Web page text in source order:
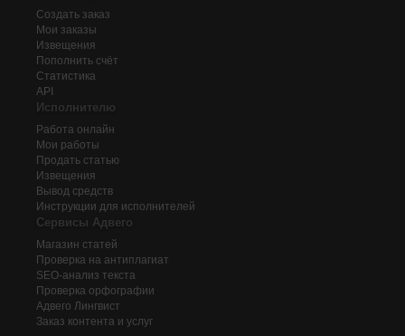
Создать заказ
Мои заказы
Извещения
Пополнить счёт
Статистика
API
Исполнителю
Работа онлайн
Мои работы
Продать статью
Извещения
Вывод средств
Инструкции для исполнителей
Сервисы Адвего
Магазин статей
Проверка на антиплагиат
SEO-анализ текста
Проверка орфографии
Адвего Лингвист
Заказ контента и услуг